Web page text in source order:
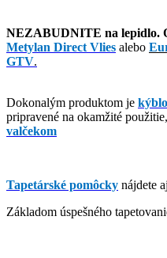
NEZABUDNITE na lepidlo.
Metylan Direct Vlies alebo
GTV.
Dokonalým produktom je
pripravené na okamžité
valčekom
Tapetárské pomôcky nájdete
Základom úspešného